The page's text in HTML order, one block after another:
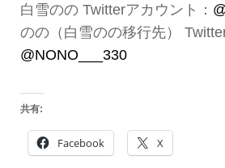
白雪のの Twitterアカウント：
のの（白雪のの移行先）
@NONO___330
共有:
Facebook X